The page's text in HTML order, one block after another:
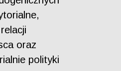
oraz
polityki